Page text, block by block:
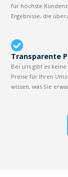
für höchste
Ergebnisse, die
Transparente
Bei uns gibt es
Preise für Ihren
wissen, was Sie